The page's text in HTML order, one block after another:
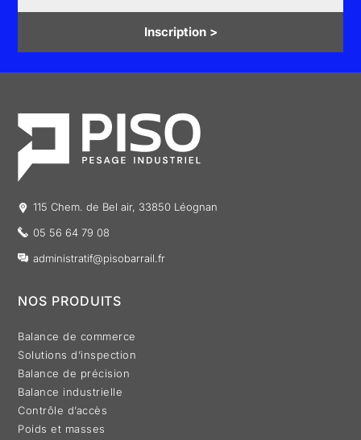
Inscription >
115 Chem. de Bel air, 33850 Léognan
05 56 64 79 08
administratif@pisobarrail.fr
NOS PRODUITS
Balance de commerce
Solutions d’inspection
Balance de précision
Balance industrielle
Contrôle d’accès
Poids et masses